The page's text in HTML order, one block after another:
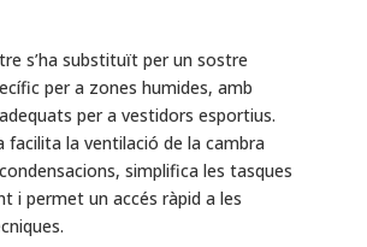
s’ha substituït per un sostre
per a zones humides, amb
per a vestidors esportius.
facilita la ventilació de la cambra
simplifica les tasques
i permet un accés ràpid a les